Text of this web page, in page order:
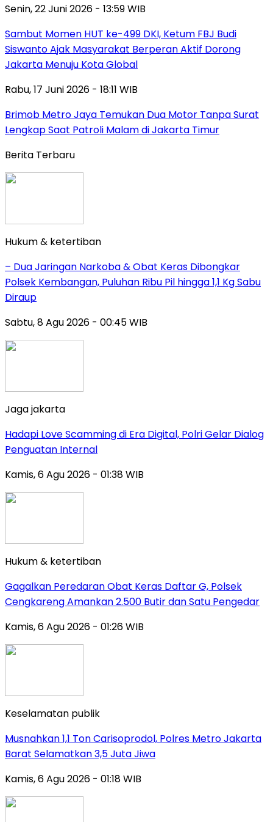
Senin, 22 Juni 2026 - 13:59 WIB
Sambut Momen HUT ke-499 DKI, Ketum FBJ Budi
Siswanto Ajak Masyarakat Berperan Aktif Dorong
Jakarta Menuju Kota Global
Rabu, 17 Juni 2026 - 18:11 WIB
Brimob Metro Jaya Temukan Dua Motor Tanpa Surat
Lengkap Saat Patroli Malam di Jakarta Timur
Berita Terbaru
Hukum & ketertiban
– Dua Jaringan Narkoba & Obat Keras Dibongkar
Polsek Kembangan, Puluhan Ribu Pil hingga 1,1 Kg Sabu
Diraup
Sabtu, 8 Agu 2026 - 00:45 WIB
Jaga jakarta
Hadapi Love Scamming di Era Digital, Polri Gelar Dialog
Penguatan Internal
Kamis, 6 Agu 2026 - 01:38 WIB
Hukum & ketertiban
Gagalkan Peredaran Obat Keras Daftar G, Polsek
Cengkareng Amankan 2.500 Butir dan Satu Pengedar
Kamis, 6 Agu 2026 - 01:26 WIB
Keselamatan publik
Musnahkan 1,1 Ton Carisoprodol, Polres Metro Jakarta
Barat Selamatkan 3,5 Juta Jiwa
Kamis, 6 Agu 2026 - 01:18 WIB